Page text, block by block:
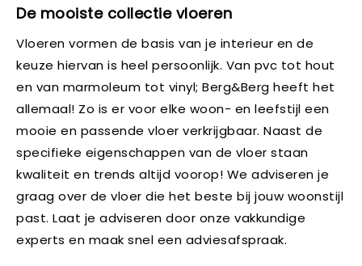
De mooiste collectie vloeren
Vloeren vormen de basis van je interieur en de
keuze hiervan is heel persoonlijk. Van pvc tot hout
en van marmoleum tot vinyl; Berg&Berg heeft het
allemaal! Zo is er voor elke woon- en leefstijl een
mooie en passende vloer verkrijgbaar. Naast de
specifieke eigenschappen van de vloer staan
kwaliteit en trends altijd voorop! We adviseren je
graag over de vloer die het beste bij jouw woonstijl
past. Laat je adviseren door onze vakkundige
experts en maak snel een adviesafspraak.